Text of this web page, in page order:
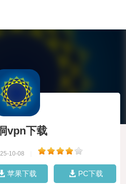
vpn下载
10-08
苹果下载 PC下载